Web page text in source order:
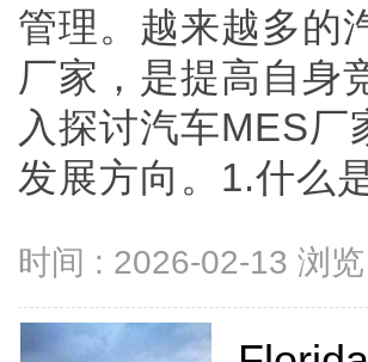
管理。越来越多的
厂家，是提高自身
入探讨汽车MES
发展方向。1.什么
时间 : 2026-02-13 浏览